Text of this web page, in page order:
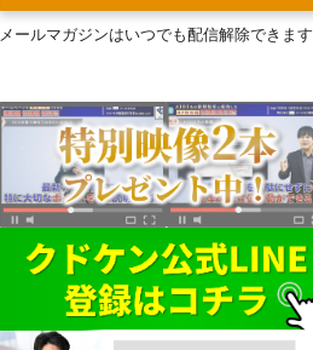
メールマガジンはいつでも配信解除できます